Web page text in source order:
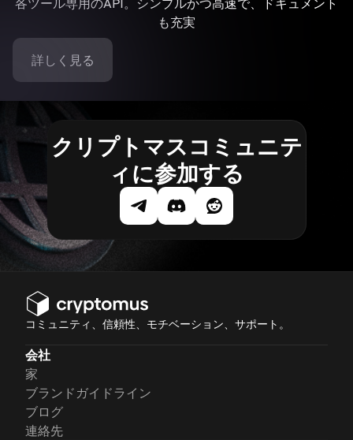
各ツール専用のAPI。シンプルかつ高速で、ドキュメント
も充実
詳しく見る
クリプトマスコミュニテ
ィに参加する
コミュニティ、信頼性、モチベーション、サポート。
会社
家
ブランドガイドライン
ブログ
連絡先